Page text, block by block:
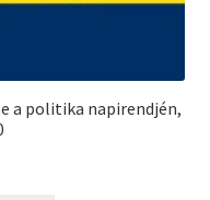
a politika napirendjén,